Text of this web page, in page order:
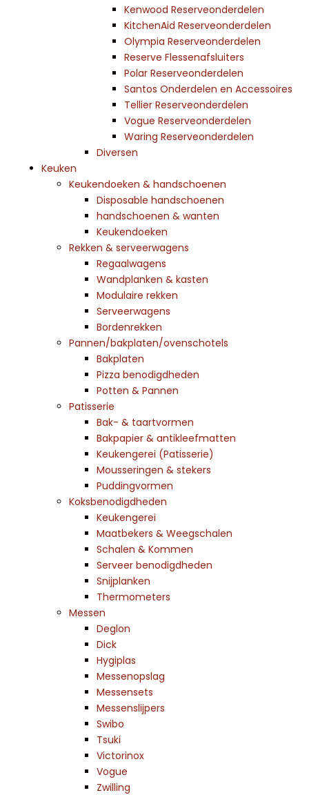
Kenwood Reserveonderdelen
KitchenAid Reserveonderdelen
Olympia Reserveonderdelen
Reserve Flessenafsluiters
Polar Reserveonderdelen
Santos Onderdelen en Accessoires
Tellier Reserveonderdelen
Vogue Reserveonderdelen
Waring Reserveonderdelen
Diversen
Keuken
Keukendoeken & handschoenen
Disposable handschoenen
handschoenen & wanten
Keukendoeken
Rekken & serveerwagens
Regaalwagens
Wandplanken & kasten
Modulaire rekken
Serveerwagens
Bordenrekken
Pannen/bakplaten/ovenschotels
Bakplaten
Pizza benodigdheden
Potten & Pannen
Patisserie
Bak- & taartvormen
Bakpapier & antikleefmatten
Keukengerei (Patisserie)
Mousseringen & stekers
Puddingvormen
Koksbenodigdheden
Keukengerei
Maatbekers & Weegschalen
Schalen & Kommen
Serveer benodigdheden
Snijplanken
Thermometers
Messen
Deglon
Dick
Hygiplas
Messenopslag
Messensets
Messenslijpers
Swibo
Tsuki
Victorinox
Vogue
Zwilling